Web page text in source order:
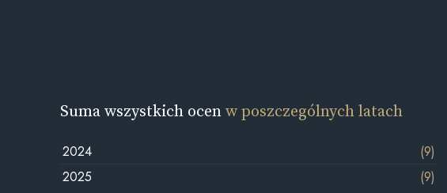
Suma wszystkich ocenw poszczególnych latach
2024
(9)
2025
(9)